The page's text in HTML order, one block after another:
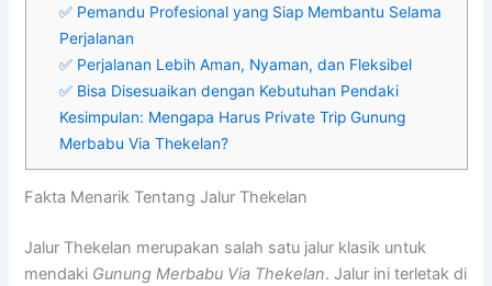
✅ Pemandu Profesional yang Siap Membantu Selama
Perjalanan
✅ Perjalanan Lebih Aman, Nyaman, dan Fleksibel
✅ Bisa Disesuaikan dengan Kebutuhan Pendaki
Kesimpulan: Mengapa Harus Private Trip Gunung
Merbabu Via Thekelan?
Fakta Menarik Tentang Jalur Thekelan
Jalur Thekelan merupakan salah satu jalur klasik untuk
mendaki Gunung Merbabu Via Thekelan. Jalur ini terletak di